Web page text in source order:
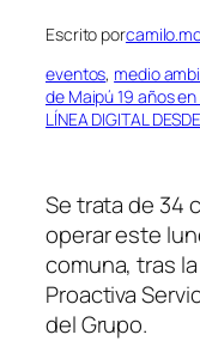
Escrito por
eventos, medio
de Maipú 19 años
LÍNEA DIGITAL
Se trata de 34
operar este
comuna, tras
Proactiva
del Grupo.